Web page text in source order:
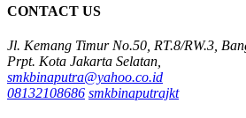
CONTACT US
Jl. Kemang Timur No.50, RT.8/RW.3,
Prpt. Kota Jakarta Selatan,
smkbinaputra@yahoo.co.id
08132108686 smkbinaputrajkt